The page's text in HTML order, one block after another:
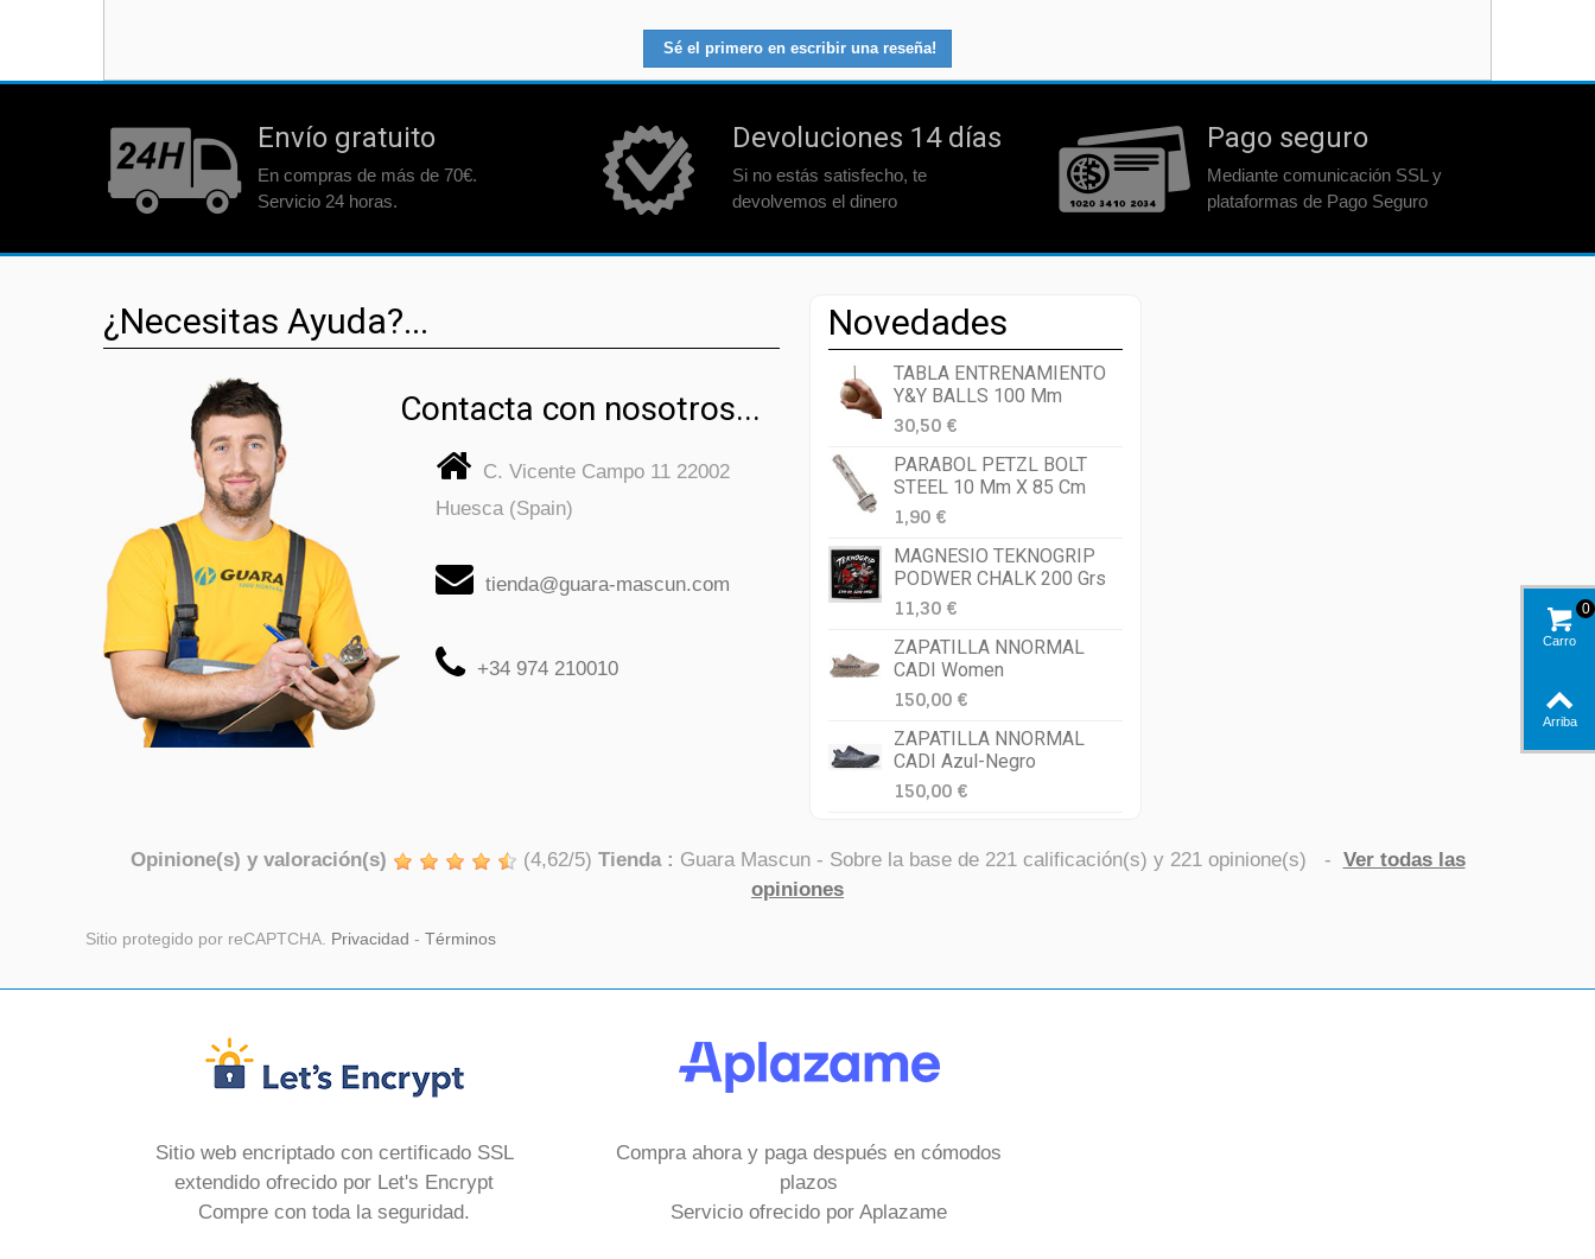
Sé el primero en escribir una reseña!
Envío gratuito
En compras de más de 70€.
Servicio 24 horas.
Devoluciones 14 días
Si no estás satisfecho, te
devolvemos el dinero
Pago seguro
Mediante comunicación SSL y
plataformas de Pago Seguro
¿Necesitas Ayuda?...
Contacta con nosotros...
C. Vicente Campo 11 22002
Huesca (Spain)
tienda@guara-mascun.com
+34 974 210010
Novedades
TABLA ENTRENAMIENTO
Y&Y BALLS 100 Mm
30,50 €
PARABOL PETZL BOLT
STEEL 10 Mm X 85 Cm
1,90 €
MAGNESIO TEKNOGRIP
PODWER CHALK 200 Grs
11,30 €
ZAPATILLA NNORMAL
CADI Women
150,00 €
ZAPATILLA NNORMAL
CADI Azul-Negro
150,00 €
Opinione(s) y valoración(s) (4,62/5) Tienda : Guara Mascun- Sobre la base de 221calificación(s) y 221opinione(s) - Ver todas las
opiniones
Sitio protegido por reCAPTCHA. Privacidad - Términos
Sitio web encriptado con certificado SSL
extendido ofrecido por Let's Encrypt
Compre con toda la seguridad.
Compra ahora y paga después en cómodos
plazos
Servicio ofrecido por Aplazame
Carro
0
Arriba